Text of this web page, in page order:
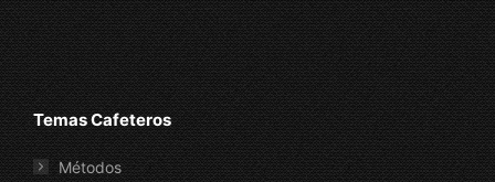
Temas Cafeteros
Métodos